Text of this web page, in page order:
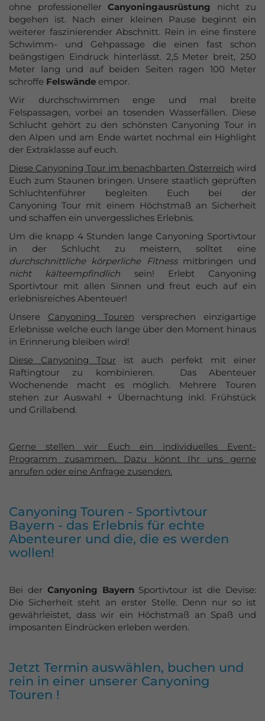
Azubi-Events
Gutscheine
kaufen
ohne professioneller Canyoningausrüstung nicht zu
begehen ist. Nach einer kleinen Pause beginnt ein
weiterer faszinierender Abschnitt. Rein in eine finstere
Schwimm- und Gehpassage die einen fast schon
beängstigen Eindruck hinterlässt. 2,5 Meter breit, 250
Meter lang und auf beiden Seiten ragen 100 Meter
schroffe Felswände empor.
Wir durchschwimmen enge und mal breite
Felspassagen, vorbei an tosenden Wasserfällen. Diese
Schlucht gehört zu den schönsten Canyoning Tour in
den Alpen und am Ende wartet nochmal ein Highlight
der Extraklasse auf euch.
Diese Canyoning Tour im benachbarten Österreich wird
Euch zum Staunen bringen. Unsere staatlich geprüften
Schluchtenführer begleiten Euch bei der
Canyoning Tour mit einem Höchstmaß an Sicherheit
und schaffen ein unvergessliches Erlebnis.
Um die knapp 4 Stunden lange Canyoning Sportivtour
in der Schlucht zu meistern, solltet eine
durchschnittliche körperliche Fitness mitbringen und
nicht kälteempfindlich sein! Erlebt Canyoning
Sportivtour mit allen Sinnen und freut euch auf ein
erlebnisreiches Abenteuer!
Unsere Canyoning Touren versprechen einzigartige
Erlebnisse welche euch lange über den Moment hinaus
in Erinnerung bleiben wird!
Diese Canyoning Tour ist auch perfekt mit einer
Raftingtour zu kombinieren. Das Abenteuer
Wochenende macht es möglich. Mehrere Touren
stehen zur Auswahl + Übernachtung inkl. Frühstück
und Grillabend.
Gerne stellen wir Euch ein individuelles Event-
Programm zusammen. Dazu könnt Ihr uns gerne
anrufen oder eine Anfrage zusenden.
Canyoning Touren - Sportivtour
Bayern - das Erlebnis für echte
Abenteurer und die, die es werden
wollen!
Bei der Canyoning BayernSportivtour ist die Devise:
Die Sicherheit steht an erster Stelle. Denn nur so ist
gewährleistet, dass wir ein Höchstmaß an Spaß und
imposanten Eindrücken erleben werden.
Jetzt Termin auswählen, buchen und
rein in einer unserer Canyoning
Touren !